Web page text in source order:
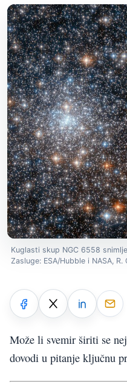
Kuglasti skup NGC 6558
Zasluge: ESA/Hubble i NASA, R.
Može li svemir širiti se
dovodi u pitanje ključnu